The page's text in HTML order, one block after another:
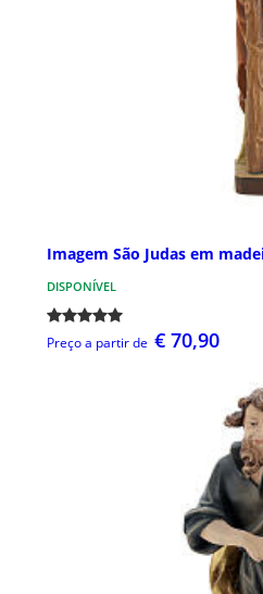
Imagem São Judas em
DISPONÍVEL
Preço a partir de € 70,90